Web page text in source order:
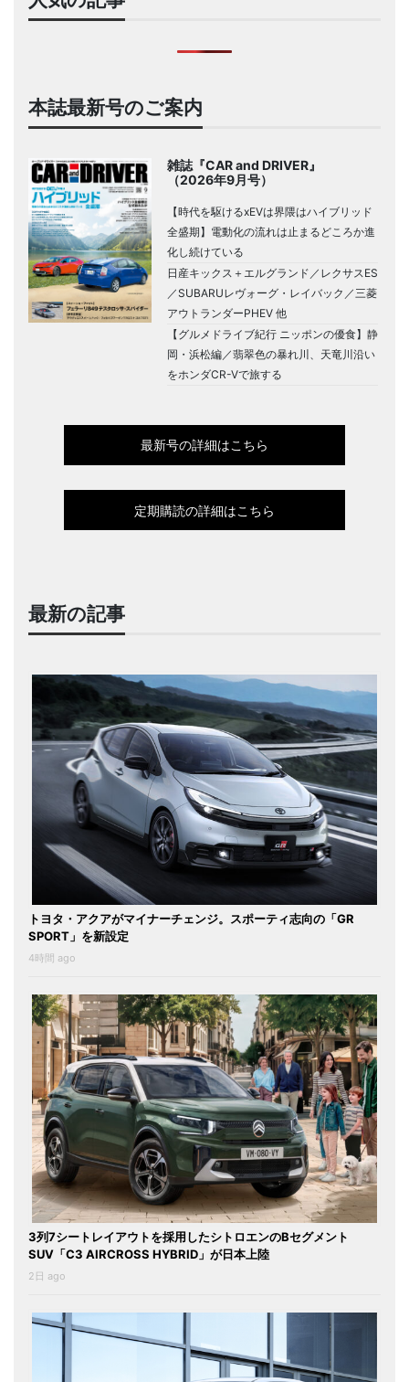
本誌最新号のご案内
雑誌『CAR and DRIVER』
（2026年9月号）
【時代を駆けるxEVは界隈はハイブリッド
全盛期】電動化の流れは止まるどころか進
化し続けている
日産キックス＋エルグランド／レクサスES
／SUBARUレヴォーグ・レイバック／三菱
アウトランダーPHEV 他
【グルメドライブ紀行 ニッポンの優食】静
岡・浜松編／翡翠色の暴れ川、天竜川沿い
をホンダCR-Vで旅する
最新号の詳細はこちら
定期購読の詳細はこちら
最新の記事
トヨタ・アクアがマイナーチェンジ。スポーティ志向の「GR
SPORT」を新設定
4時間 ago
3列7シートレイアウトを採用したシトロエンのBセグメント
SUV「C3 AIRCROSS HYBRID」が日本上陸
2日 ago